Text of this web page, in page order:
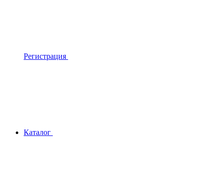
Регистрация
Каталог